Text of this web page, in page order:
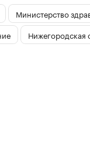
Министерство
Нижегородская